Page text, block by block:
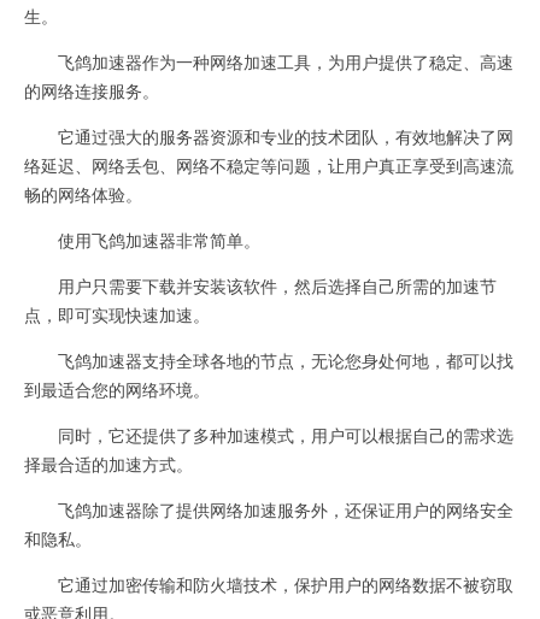
生。
飞鸽加速器作为一种网络加速工具，为用户提供了稳定、高速
的网络连接服务。
它通过强大的服务器资源和专业的技术团队，有效地解决了网
络延迟、网络丢包、网络不稳定等问题，让用户真正享受到高速流
畅的网络体验。
使用飞鸽加速器非常简单。
用户只需要下载并安装该软件，然后选择自己所需的加速节
点，即可实现快速加速。
飞鸽加速器支持全球各地的节点，无论您身处何地，都可以找
到最适合您的网络环境。
同时，它还提供了多种加速模式，用户可以根据自己的需求选
择最合适的加速方式。
飞鸽加速器除了提供网络加速服务外，还保证用户的网络安全
和隐私。
它通过加密传输和防火墙技术，保护用户的网络数据不被窃取
或恶意利用。